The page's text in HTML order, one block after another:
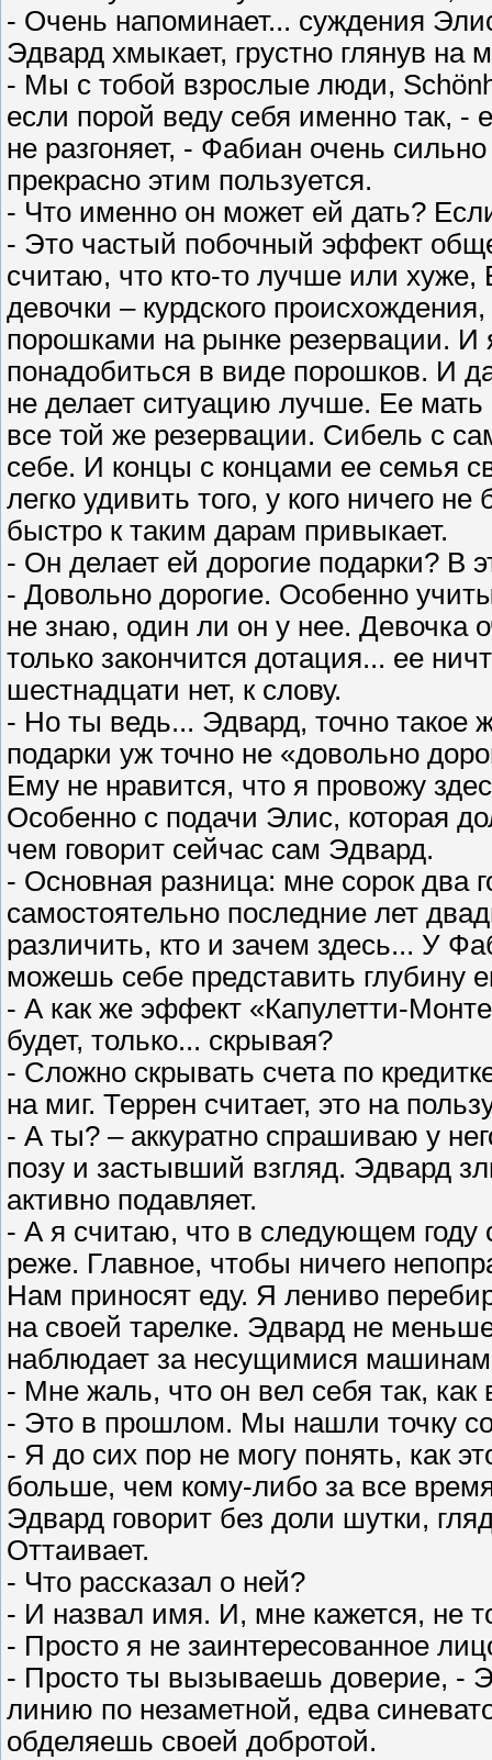
- Очень напоминает... суждения
Эдвард хмыкает, грустно глянув на
- Мы с тобой взрослые люди,
если порой веду себя именно так,
не разгоняет, - Фабиан очень
прекрасно этим пользуется.
- Что именно он может ей дать?
- Это частый побочный эффект
считаю, что кто-то лучше или
девочки – курдского
порошками на рынке резервации. И
понадобиться в виде порошков. И
не делает ситуацию лучше. Ее мать
все той же резервации. Сибель с
себе. И концы с концами ее семья
легко удивить того, у кого ничего
быстро к таким дарам привыкает.
- Он делает ей дорогие подарки? В
- Довольно дорогие. Особенно
не знаю, один ли он у нее. Девочка
только закончится дотация... ее
шестнадцати нет, к слову.
- Но ты ведь... Эдвард, точно
подарки уж точно не «довольно
Ему не нравится, что я провожу
Особенно с подачи Элис, которая
чем говорит сейчас сам Эдвард.
- Основная разница: мне сорок два
самостоятельно последние лет
различить, кто и зачем здесь... У
можешь себе представить глубину
- А как же эффект «Капулетти-
будет, только... скрывая?
- Сложно скрывать счета по
на миг. Террен считает, это на
- А ты? – аккуратно спрашиваю у
позу и застывший взгляд. Эдвард
активно подавляет.
- А я считаю, что в следующем году
реже. Главное, чтобы ничего
Нам приносят еду. Я лениво
на своей тарелке. Эдвард не
наблюдает за несущимися
- Мне жаль, что он вел себя так,
- Это в прошлом. Мы нашли точку
- Я до сих пор не могу понять, как
больше, чем кому-либо за все
Эдвард говорит без доли шутки,
Оттаивает.
- Что рассказал о ней?
- И назвал имя. И, мне кажется, не
- Просто я не заинтересованное
- Просто ты вызываешь доверие, -
линию по незаметной, едва
обделяешь своей добротой.